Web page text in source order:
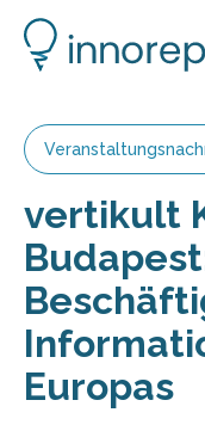
vertikult
Europas